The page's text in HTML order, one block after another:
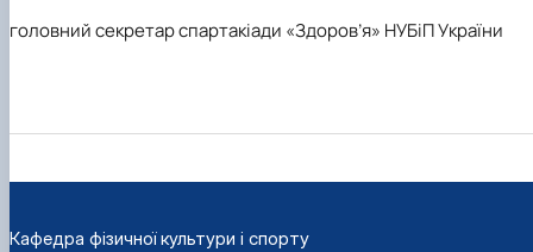
головний секретар спартакіади «Здоров’я» НУБіП України
Кафедра фізичної культури і спорту